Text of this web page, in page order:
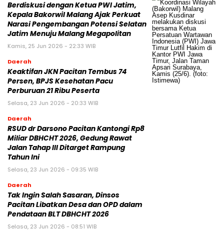
Berdiskusi dengan Ketua PWI Jatim,
Kepala Bakorwil Malang Ajak Perkuat
Narasi Pengembangan Potensi Selatan
Jatim Menuju Malang Megapolitan
Kamis, 25 Jun 2026 - 22:33 WIB
Daerah
Keaktifan JKN Pacitan Tembus 74
Persen, BPJS Kesehatan Pacu
Perburuan 21 Ribu Peserta
Selasa, 23 Jun 2026 - 20:33 WIB
Daerah
RSUD dr Darsono Pacitan Kantongi Rp8
Miliar DBHCHT 2026, Gedung Rawat
Jalan Tahap III Ditarget Rampung
Tahun Ini
Selasa, 23 Jun 2026 - 09:35 WIB
Daerah
Tak Ingin Salah Sasaran, Dinsos
Pacitan Libatkan Desa dan OPD dalam
Pendataan BLT DBHCHT 2026
Selasa, 23 Jun 2026 - 08:51 WIB